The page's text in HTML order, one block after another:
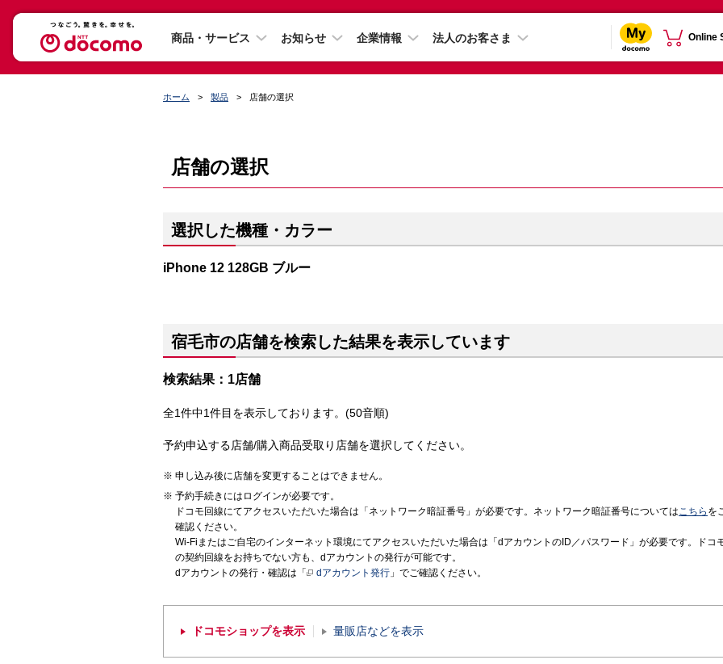
商品・サービス お知らせ 企業情報 法人のお客さま Online
ホーム 製品 店舗の選択
店舗の選択
選択した機種・カラー
iPhone 12 128GB ブルー
宿毛市の店舗を検索した結果を表示しています
検索結果：1店舗
全1件中1件目を表示しております。(50音順)
予約申込する店舗/購入商品受取り店舗を選択してください。
申し込み後に店舗を変更することはできません。
予約手続きにはログインが必要です。
ドコモ回線にてアクセスいただいた場合は「ネットワーク暗証番号」が必要です。ネットワーク暗証番号についてはこちら を
確認ください。
Wi-Fiまたはご自宅のインターネット環境にてアクセスいただいた場合は「dアカウントのID／パスワード」が必要です。ドコ
の契約回線をお持ちでない方も、dアカウントの発行が可能です。
dアカウントの発行・確認は「
dアカウント発行 」でご確認ください。
ドコモショップを表示 量販店などを表示